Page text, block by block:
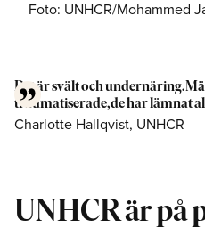
Foto: UNHCR/Mohammed
Det är svält och undernäring.
traumatiserade, de har lämnat
Charlotte Hallqvist, UNHCR
UNHCR är på